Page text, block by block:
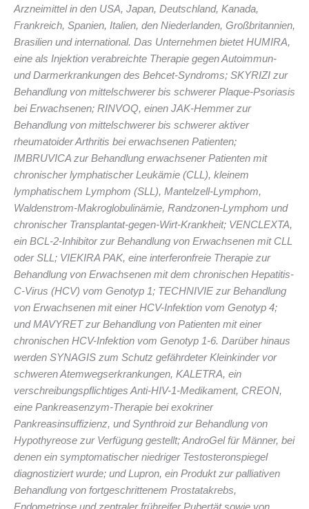
Arzneimittel in den USA, Japan, Deutschland, Kanada,
Frankreich, Spanien, Italien, den Niederlanden, Großbritannien,
Brasilien und international. Das Unternehmen bietet HUMIRA,
eine als Injektion verabreichte Therapie gegen Autoimmun-
und Darmerkrankungen des Behcet-Syndroms; SKYRIZI zur
Behandlung von mittelschwerer bis schwerer Plaque-Psoriasis
bei Erwachsenen; RINVOQ, einen JAK-Hemmer zur
Behandlung von mittelschwerer bis schwerer aktiver
rheumatoider Arthritis bei erwachsenen Patienten;
IMBRUVICA zur Behandlung erwachsener Patienten mit
chronischer lymphatischer Leukämie (CLL), kleinem
lymphatischem Lymphom (SLL), Mantelzell-Lymphom,
Waldenstrom-Makroglobulinämie, Randzonen-Lymphom und
chronischer Transplantat-gegen-Wirt-Krankheit; VENCLEXTA,
ein BCL-2-Inhibitor zur Behandlung von Erwachsenen mit CLL
oder SLL; VIEKIRA PAK, eine interferonfreie Therapie zur
Behandlung von Erwachsenen mit dem chronischen Hepatitis-
C-Virus (HCV) vom Genotyp 1; TECHNIVIE zur Behandlung
von Erwachsenen mit einer HCV-Infektion vom Genotyp 4;
und MAVYRET zur Behandlung von Patienten mit einer
chronischen HCV-Infektion vom Genotyp 1-6. Darüber hinaus
werden SYNAGIS zum Schutz gefährdeter Kleinkinder vor
schweren Atemwegserkrankungen, KALETRA, ein
verschreibungspflichtiges Anti-HIV-1-Medikament, CREON,
eine Pankreasenzym-Therapie bei exokriner
Pankreasinsuffizienz, und Synthroid zur Behandlung von
Hypothyreose zur Verfügung gestellt; AndroGel für Männer, bei
denen ein symptomatischer niedriger Testosteronspiegel
diagnostiziert wurde; und Lupron, ein Produkt zur palliativen
Behandlung von fortgeschrittenem Prostatakrebs,